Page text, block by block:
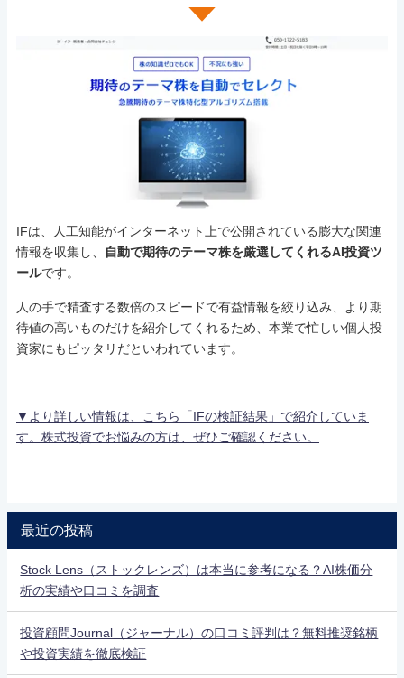
IFは、人工知能がインターネット上で公開されている膨大な関連
情報を収集し、
自動で期待のテーマ株を厳選してくれるAI投資ツ
ールです。
人の手で精査する数倍のスピードで有益情報を絞り込み、より期
待値の高いものだけを紹介してくれるため、本業で忙しい個人投
資家にもピッタリだといわれています。
▼より詳しい情報は、こちら「IFの検証結果」で紹介していま
す。株式投資でお悩みの方は、ぜひご確認ください。
最近の投稿
Stock Lens（ストックレンズ）は本当に参考になる？AI株価分
析の実績や口コミを調査
投資顧問Journal（ジャーナル）の口コミ評判は？無料推奨銘柄
や投資実績を徹底検証